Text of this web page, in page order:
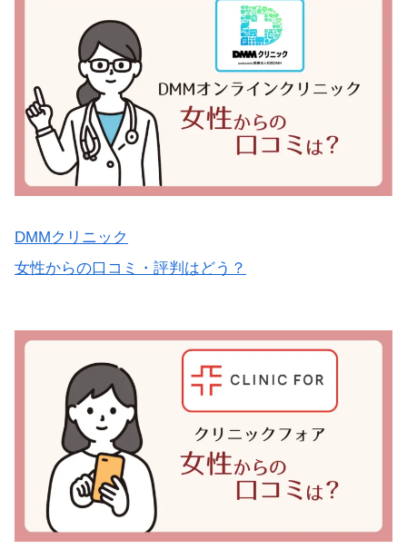
DMMクリニック
女性からの口コミ・評判はどう？